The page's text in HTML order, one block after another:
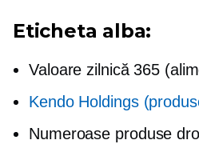
Eticheta alba:
Valoare zilnică 365
Kendo Holdings
Numeroase produse